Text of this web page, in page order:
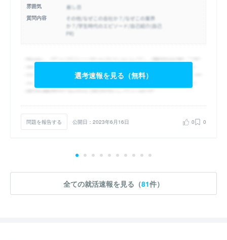
雰囲気
質問内容
選考速報を見る（無料）
問題を報告する 公開日：2023年6月16日 0 0
全ての就活速報を見る（81件）